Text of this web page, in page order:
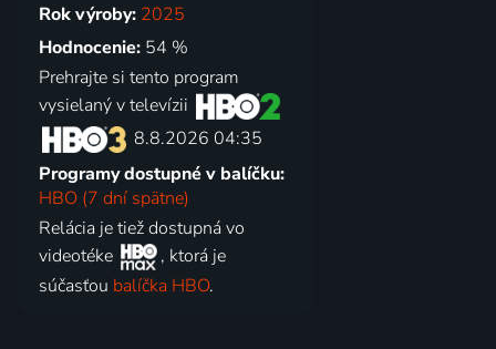
Rok výroby: 2025
Hodnocenie: 54 %
Prehrajte si tento program
vysielaný v televízii
8.8.2026 04:35
Programy dostupné v balíčku:
HBO (7 dní spätne)
Relácia je tiež dostupná vo
videotéke
, ktorá je
súčasťou balíčka HBO.